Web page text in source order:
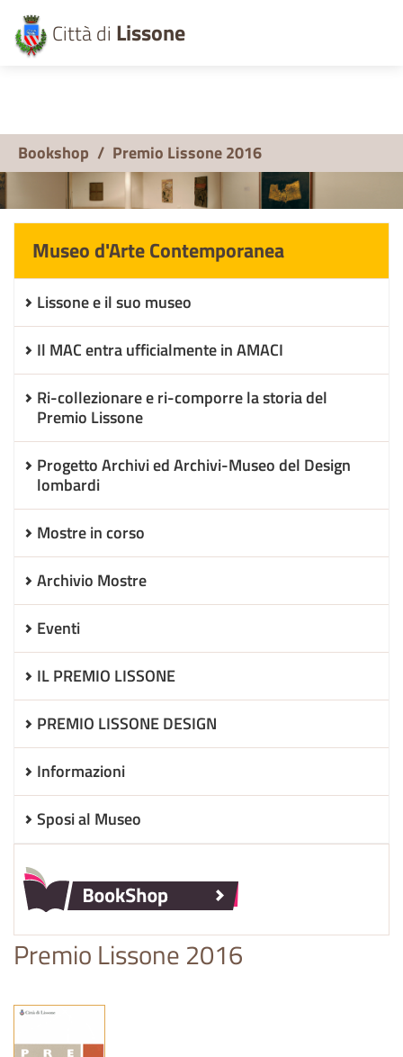
Città di Lissone
Bookshop / Premio Lissone 2016
Museo d'Arte Contemporanea
Lissone e il suo museo
Il MAC entra ufficialmente in AMACI
Ri-collezionare e ri-comporre la storia del
Premio Lissone
Progetto Archivi ed Archivi-Museo del Design
lombardi
Mostre in corso
Archivio Mostre
Eventi
IL PREMIO LISSONE
PREMIO LISSONE DESIGN
Informazioni
Sposi al Museo
Premio Lissone 2016